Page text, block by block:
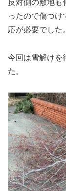
反対側の敷地も
ったので傷つけ
応が必要でした。
今回は雪解けを
た。